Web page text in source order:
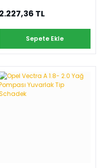
2.227,36 TL
Sepete Ekle